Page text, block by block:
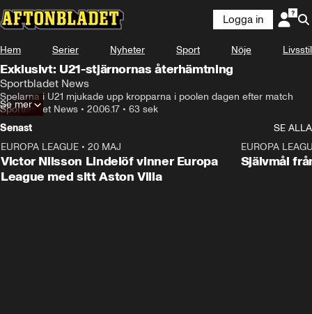
Logga in
Hem Serier Nyheter Sport Nöje Livsstil
Exklusivt: U21-stjärnornas återhämtning
Sportbladet News
Spelarna i U21 mjukade upp kropparna i poolen dagen efter match
Sportbladet News • 20.06.17 • 63 sek
Se mer
Senast
SE ALLA
EUROPA LEAGUE • 20 MAJ
Victor Nilsson Lindelöf vinner Europa
League med sitt Aston Villa
EUROPA
Självmål